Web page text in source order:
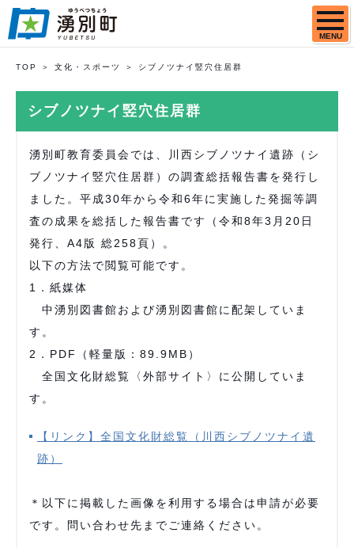
MENU
TOP 文化・スポーツ シブノツナイ竪穴住居群
シブノツナイ竪穴住居群
湧別町教育委員会では、川西シブノツナイ遺跡（シ
ブノツナイ竪穴住居群）の調査総括報告書を発行し
ました。平成30年から令和6年に実施した発掘等調
査の成果を総括した報告書です（令和8年3月20日
発行、A4版 総258頁）。
以下の方法で閲覧可能です。
1．紙媒体
中湧別図書館および湧別図書館に配架していま
す。
2．PDF（軽量版：89.9MB）
全国文化財総覧〈外部サイト〉に公開していま
す。
【リンク】全国文化財総覧（川西シブノツナイ遺
跡）
＊以下に掲載した画像を利用する場合は申請が必要
です。問い合わせ先までご連絡ください。